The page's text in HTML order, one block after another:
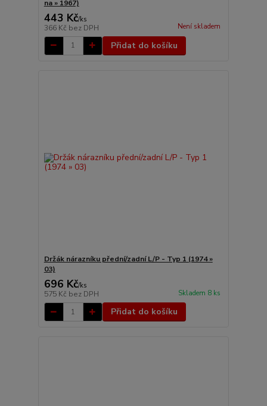
na » 1967)
443 Kč/ks
366 Kč bez DPH Není skladem
Přidat do košíku
Držák nárazníku přední/zadní L/P - Typ 1 (1974 »
03)
696 Kč/ks
575 Kč bez DPH Skladem 8 ks
Přidat do košíku